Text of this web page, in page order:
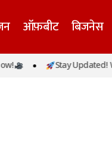
ऑफ़बीट बिजनेस
Stay Updated!